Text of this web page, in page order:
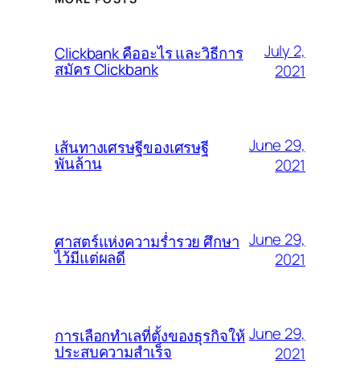
Clickbank คืออะไร และวิธีการ
สมัคร Clickbank
July 2,
2021
เส้นทางเศรษฐีของเศรษฐี
พันล้าน
June 29,
2021
ศาสตร์แห่งความร่ำรวย ศึกษา
ไว้มีแต่ผลดี
June 29,
2021
การเลือกทำเลที่ตั้งของธุรกิจให้
ประสบความสำเร็จ
June 29,
2021